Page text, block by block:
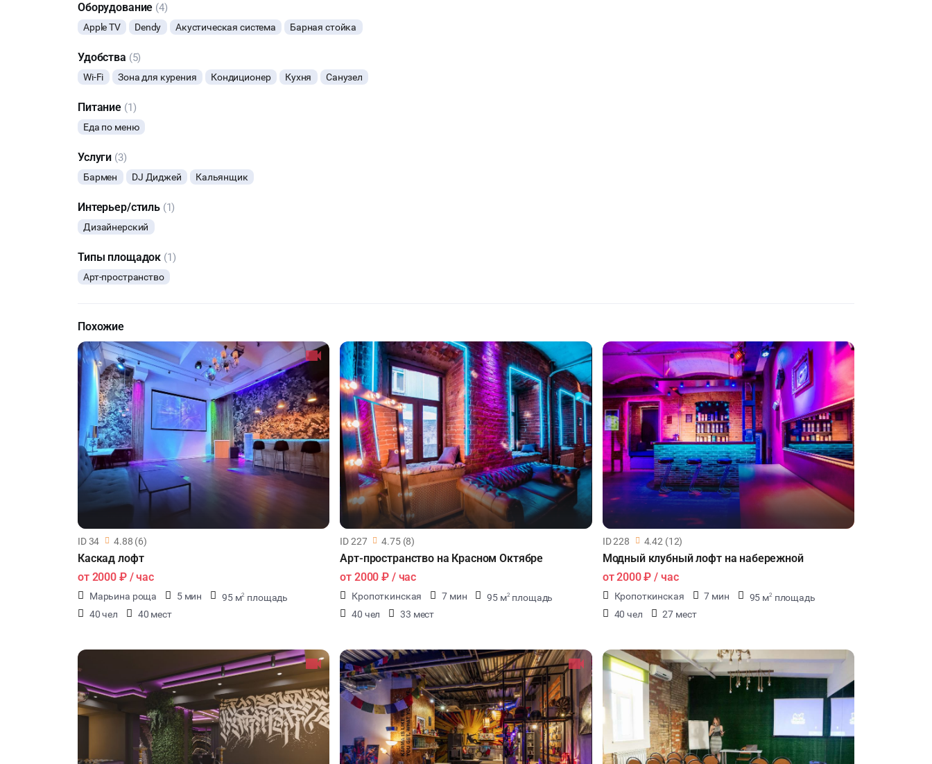
Оборудование (4)
Apple TV Dendy Акустическая система Барная стойка
Удобства (5)
Wi-Fi Зона для курения Кондиционер Кухня Санузел
Питание (1)
Еда по меню
Услуги (3)
Бармен DJ Диджей Кальянщик
Интерьер/стиль (1)
Дизайнерский
Типы площадок (1)
Арт-пространство
Похожие
ID 34 4.88 (6)
Каскад лофт
от 2000 ₽/ час
Марьина роща 5 мин 95 м2 площадь
40 чел
40 мест
ID 227 4.75 (8)
Арт-пространство на Красном Октябре
от 2000 ₽ / час
Кропоткинская 7 мин 95 м2 площадь
40 чел
33 мест
ID 228 4.42 (12)
Модный клубный лофт на набережной
от2000 ₽ / час
Кропоткинская 7 мин 95 м2 площадь
40 чел
27 мест